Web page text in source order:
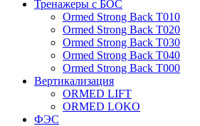
Тренажеры с БОС
Ormed Strong Back Т010
Ormed Strong Back Т020
Ormed Strong Back Т030
Ormed Strong Back Т040
Ormed Strong Back Т000
Вертикализация
ORMED LIFT
ORMED LOKO
ФЭС